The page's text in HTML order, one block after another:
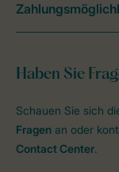
Haben Sie
Schauen Sie sich
Fragen an oder
Contact Center.